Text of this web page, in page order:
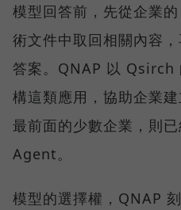
模型回答前，先從企業
術文件中取回相關內容
答案。QNAP 以 Qsirch
構這類應用，協助企業
最前面的少數企業，則
Agent。
模型的選擇權，QNAP